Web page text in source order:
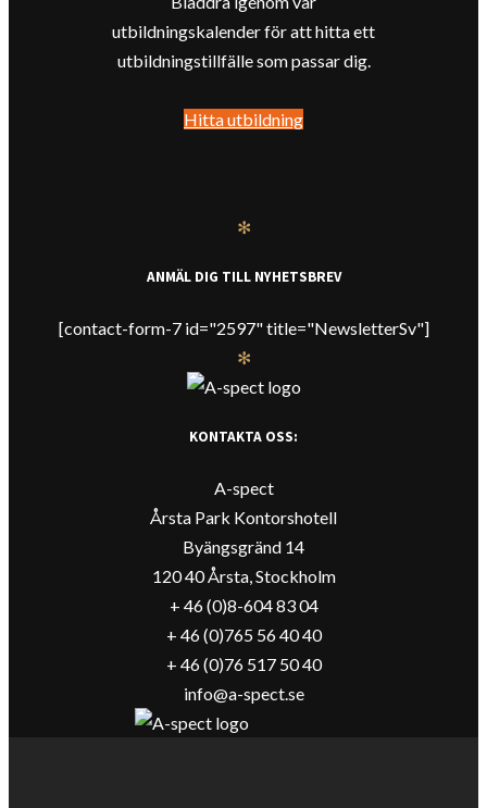
utbildningskalender för att hitta ett
utbildningstillfälle som passar dig.
Hitta utbildning
✻
ANMÄL DIG TILL NYHETSBREV
[contact-form-7 id="2597" title="NewsletterSv"]
✻
KONTAKTA OSS:
A-spect
Årsta Park Kontorshotell
Byängsgränd 14
120 40 Årsta, Stockholm
+ 46 (0)8-604 83 04
+ 46 (0)765 56 40 40
+ 46 (0)76 517 50 40
info@a-spect.se